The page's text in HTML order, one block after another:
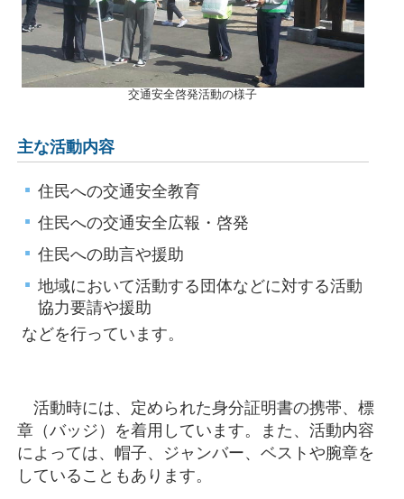
交通安全啓発活動の様子
主な活動内容
住民への交通安全教育
住民への交通安全広報・啓発
住民への助言や援助
地域において活動する団体などに対する活動
協力要請や援助
などを行っています。
活動時には、定められた身分証明書の携帯、標
章（バッジ）を着用しています。また、活動内容
によっては、帽子、ジャンバー、ベストや腕章を
していることもあります。